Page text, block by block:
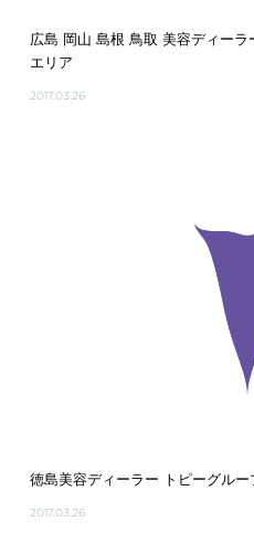
広島 岡山 島根 鳥取 美容ディー
エリア
2017.03.26
徳島美容ディーラー トピーグル
2017.03.26